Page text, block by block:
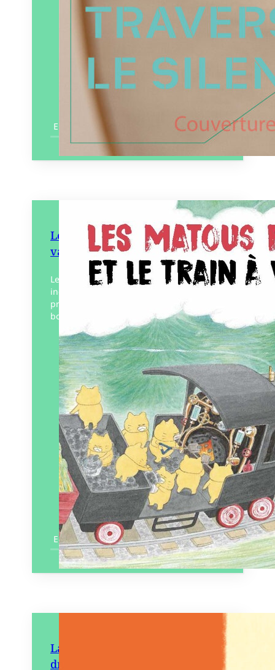
En savoir plus
Les Matous filous et le train à
vapeur
Les Matous filous sont huit chats d’une
incroyable ingéniosité, prêt à tout pour
prendre du bon temps ou profiter d’un
bon repas au dépend de Maître chien et…
Éditeur :Le Cosmographe
Paru le14/03/2025
En savoir plus
La Licorne qui savait parler au
dragon